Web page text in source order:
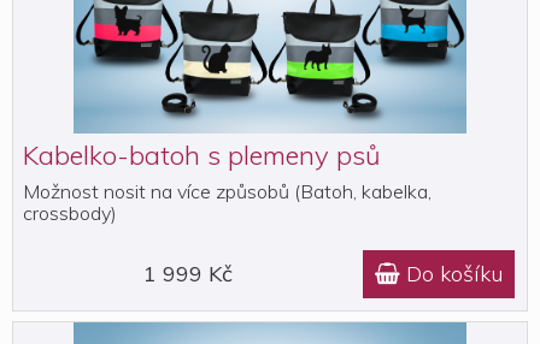
Kabelko-batoh s plemeny psů
Možnost nosit na více způsobů (Batoh, kabelka,
crossbody)
1 999 Kč  Do košíku